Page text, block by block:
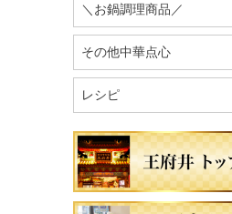
＼お鍋調理商品／
その他中華点心
レシピ